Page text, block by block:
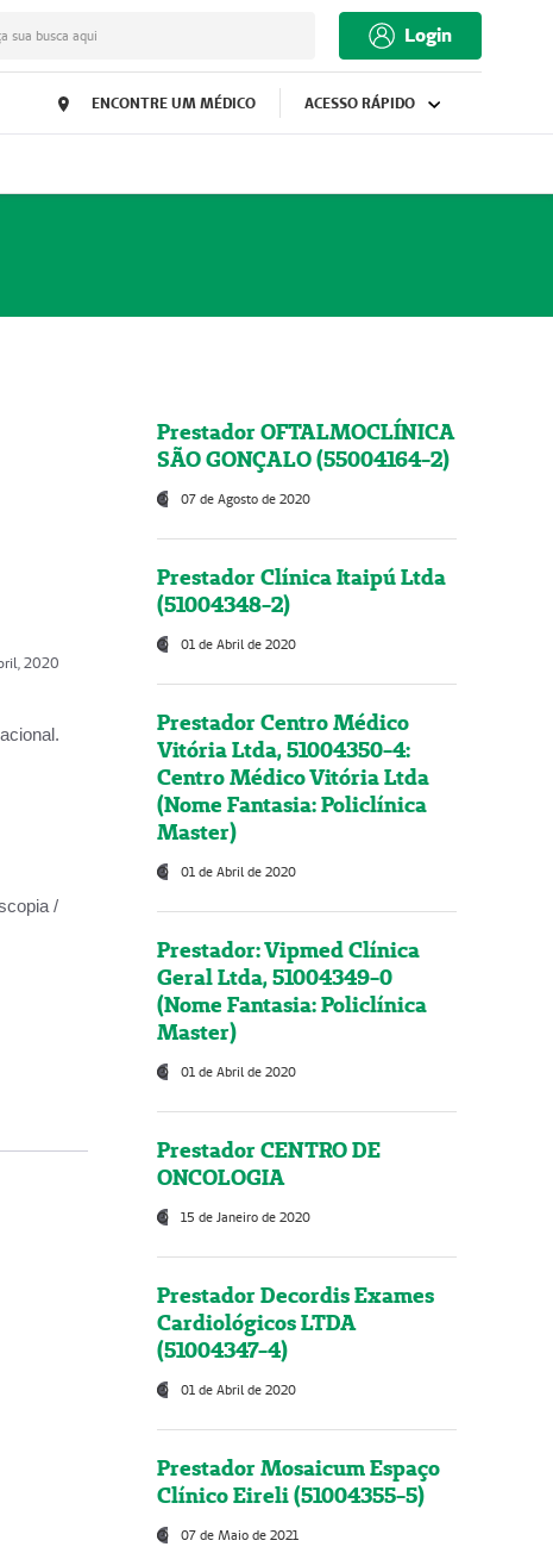
sua busca aqui Login
ENCONTRE UM MÉDICO ACESSO RÁPIDO
2020
/
Prestador OFTALMOCLÍNICA
SÃO GONÇALO (55004164-2)
07 de Agosto de 2020
Prestador Clínica Itaipú Ltda
(51004348-2)
01 de Abril de 2020
Prestador Centro Médico
Vitória Ltda, 51004350-4:
Centro Médico Vitória Ltda
(Nome Fantasia: Policlínica
Master)
01 de Abril de 2020
Prestador: Vipmed Clínica
Geral Ltda, 51004349-0
(Nome Fantasia: Policlínica
Master)
01 de Abril de 2020
Prestador CENTRO DE
ONCOLOGIA
15 de Janeiro de 2020
Prestador Decordis Exames
Cardiológicos LTDA
(51004347-4)
01 de Abril de 2020
Prestador Mosaicum Espaço
Clínico Eireli (51004355-5)
07 de Maio de 2021